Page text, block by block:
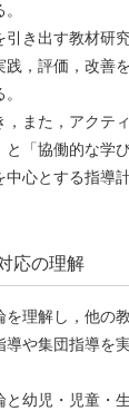
引き出す教材研
，評価，改善
，また，アクテ
「協働的な学
⼼とする指導
応の理解
を理解し，他の
導や集団指導を
と幼児・児童・